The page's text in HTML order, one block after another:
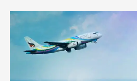
:
Découvrez
saveurs
authentiques